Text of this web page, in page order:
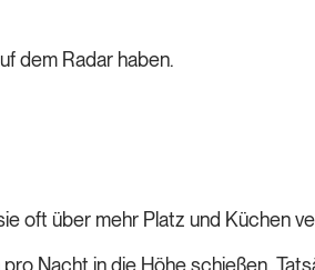
dem Radar haben.
oft über mehr Platz und Küchen
Nacht in die Höhe schießen.